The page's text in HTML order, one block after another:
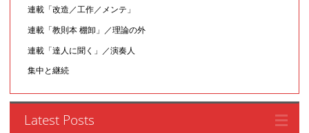
連載「改造／工作／メンテ」
連載「教則本 棚卸」／理論の外
連載「達人に聞く」／演奏人
集中と継続
Latest Posts